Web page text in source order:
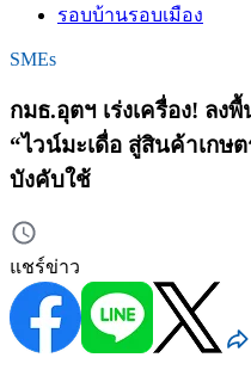
รอบบ้านรอบเมือง
SMEs
กมธ.อุตฯ เร่งเครื่อง! ล
“ไวน์มะเดื่อ สู่สินค้าเกษ
บังคับใช้
แชร์ข่าว